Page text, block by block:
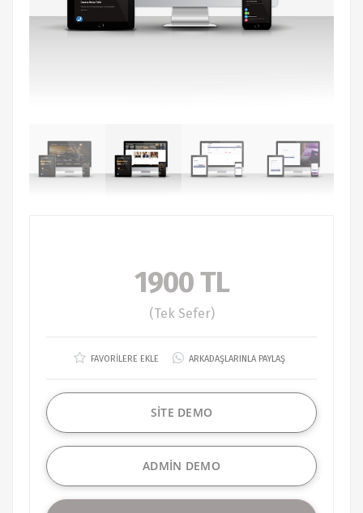
1900 TL
(Tek Sefer)
FAVORİLERE EKLE ARKADAŞLARINLA PAYLAŞ
SİTE DEMO
ADMİN DEMO